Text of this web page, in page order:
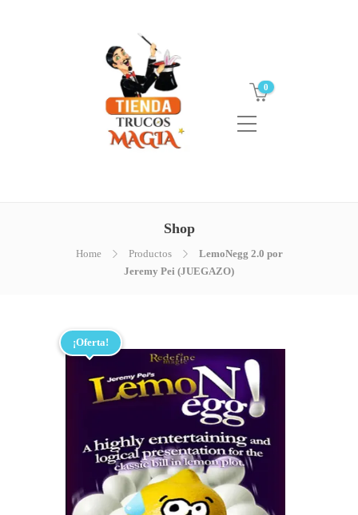
0
Shop
Home Productos
LemoNegg 2.0 por
Jeremy Pei (JUEGAZO)
¡Oferta!